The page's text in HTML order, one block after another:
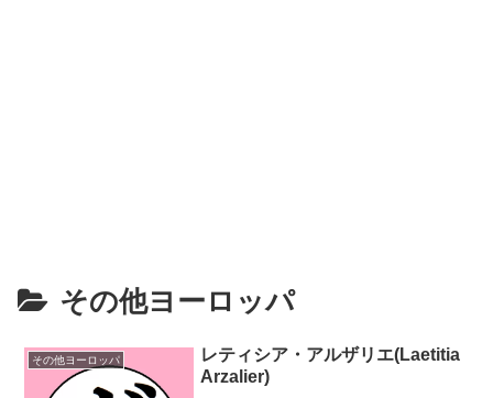
その他ヨーロッパ
その他ヨーロッパ
レティシア・アルザリエ(Laetitia
Arzalier)